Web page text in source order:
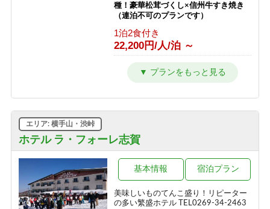
種！豪華松茸づくし×信州牛すき焼き
（連泊不可のプランです）
1泊2食付き
22,200円/人/泊 ～
＼9月★日曜～金曜限定★／大感謝企
画＜＜1泊2食＞＞謝恩プラン
＼1泊2食スタンダード～翡翠hisui～／
17,200円/人/泊 ～
信州牛しゃぶしゃぶ＆信州味覚＼1泊2
食グレードアップ～碧落hekiraku～／
ホテル ラ・フォーレ志賀
エリア: 横手山・渋峠
美味しいものてんこ盛り！リピーター
の多い繁盛ホテル TEL0269-34-2463
基本情報 宿泊プラン